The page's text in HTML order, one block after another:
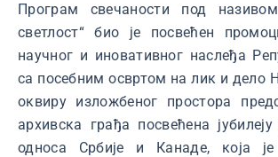
Програм свечаности под
светлост“ био је посвећен
научног и иновативног наслеђа
са посебним освртом на лик и дело
оквиру изложбеног простора
архивска грађа посвећена
односа Србије и Канаде, која